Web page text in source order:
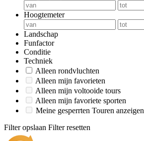
Hoogtemeter
Landschap
Funfactor
Conditie
Techniek
Alleen rondvluchten
Alleen mijn favorieten
Alleen mijn voltooide tours
Alleen mijn favoriete sporten
Meine gesperrten Touren anzeigen
Filter opslaan Filter resetten